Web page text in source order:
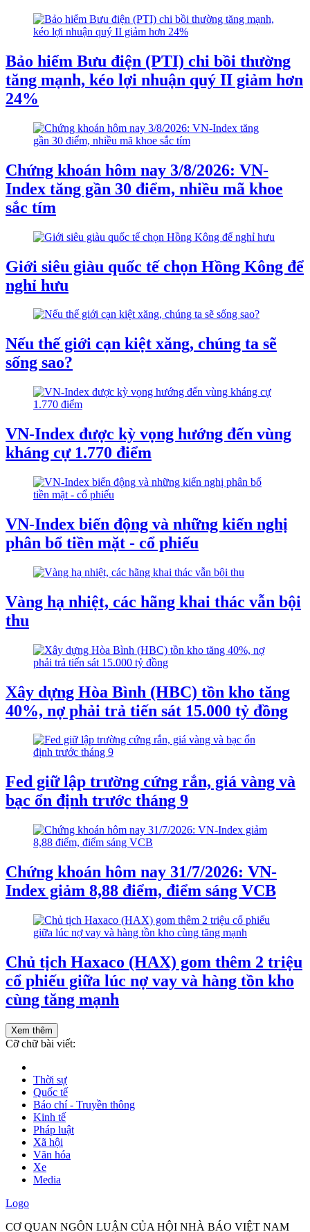
Bảo hiểm Bưu điện (PTI) chi bồi thường
tăng mạnh, kéo lợi nhuận quý II giảm hơn
24%
Chứng khoán hôm nay 3/8/2026: VN-
Index tăng gần 30 điểm, nhiều mã khoe
sắc tím
Giới siêu giàu quốc tế chọn Hồng Kông để
nghỉ hưu
Nếu thế giới cạn kiệt xăng, chúng ta sẽ
sống sao?
VN-Index được kỳ vọng hướng đến vùng
kháng cự 1.770 điểm
VN-Index biến động và những kiến nghị
phân bổ tiền mặt - cổ phiếu
Vàng hạ nhiệt, các hãng khai thác vẫn bội
thu
Xây dựng Hòa Bình (HBC) tồn kho tăng
40%, nợ phải trả tiến sát 15.000 tỷ đồng
Fed giữ lập trường cứng rắn, giá vàng và
bạc ổn định trước tháng 9
Chứng khoán hôm nay 31/7/2026: VN-
Index giảm 8,88 điểm, điểm sáng VCB
Chủ tịch Haxaco (HAX) gom thêm 2 triệu
cổ phiếu giữa lúc nợ vay và hàng tồn kho
cùng tăng mạnh
Xem thêm
Cỡ chữ bài viết:
Thời sự
Quốc tế
Báo chí - Truyền thông
Kinh tế
Pháp luật
Xã hội
Văn hóa
Xe
Media
Logo
CƠ QUAN NGÔN LUẬN CỦA HỘI NHÀ BÁO VIỆT NAM